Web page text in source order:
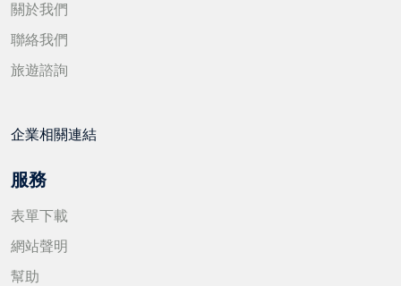
關於我們
聯絡我們
旅遊諮詢
企業相關連結
服務
表單下載
網站聲明
幫助